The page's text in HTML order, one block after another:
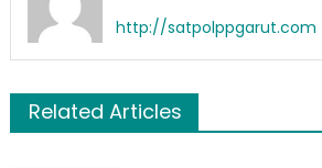
http://satpolppgarut.com
Related Articles